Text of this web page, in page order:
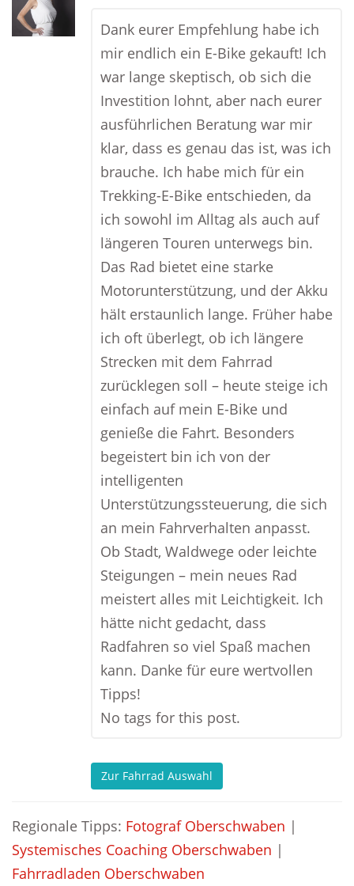
Dank eurer Empfehlung habe ich
mir endlich ein E-Bike gekauft! Ich
war lange skeptisch, ob sich die
Investition lohnt, aber nach eurer
ausführlichen Beratung war mir
klar, dass es genau das ist, was ich
brauche. Ich habe mich für ein
Trekking-E-Bike entschieden, da
ich sowohl im Alltag als auch auf
längeren Touren unterwegs bin.
Das Rad bietet eine starke
Motorunterstützung, und der Akku
hält erstaunlich lange. Früher habe
ich oft überlegt, ob ich längere
Strecken mit dem Fahrrad
zurücklegen soll – heute steige ich
einfach auf mein E-Bike und
genieße die Fahrt. Besonders
begeistert bin ich von der
intelligenten
Unterstützungssteuerung, die sich
an mein Fahrverhalten anpasst.
Ob Stadt, Waldwege oder leichte
Steigungen – mein neues Rad
meistert alles mit Leichtigkeit. Ich
hätte nicht gedacht, dass
Radfahren so viel Spaß machen
kann. Danke für eure wertvollen
Tipps!
No tags for this post.
Zur Fahrrad Auswahl
Regionale Tipps: Fotograf Oberschwaben |
Systemisches Coaching Oberschwaben |
Fahrradladen Oberschwaben